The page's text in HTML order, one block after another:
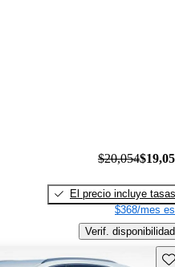
$20,054
El precio incluye tasas
$368/mes
Verif. disponibilidad